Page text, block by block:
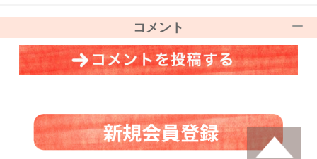
コメント